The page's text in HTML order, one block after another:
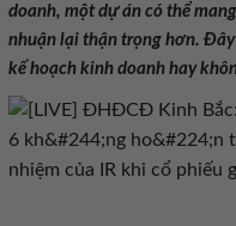
doanh, một dự án có thể
nhuận lại thận trọng hơn.
kế hoạch kinh doanh hay